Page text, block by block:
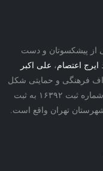
و دست
،علی اکبر
و حمایتی شکل
گرفته‌است. انجمن در تاریخ ۱۳۸۲/۱۲/۲۵ به شماره ثبت ۱۶۳۹۲ به ثبت
تهران واقع است.